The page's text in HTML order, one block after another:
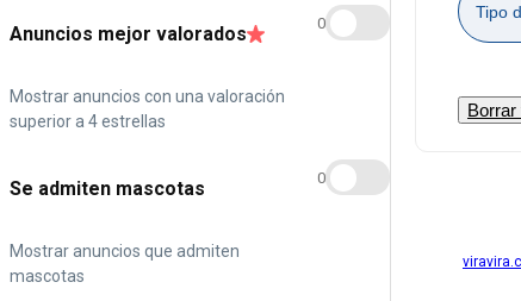
Anuncios mejor valorados
Mostrar anuncios con una valoración
superior a 4 estrellas
0
Se admiten mascotas
Mostrar anuncios que admiten
mascotas
0
Tipo
Borrar